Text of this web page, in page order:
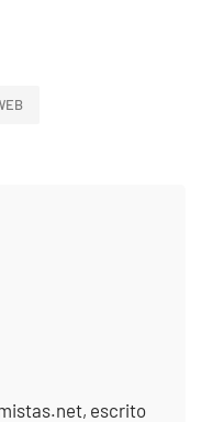
escrito